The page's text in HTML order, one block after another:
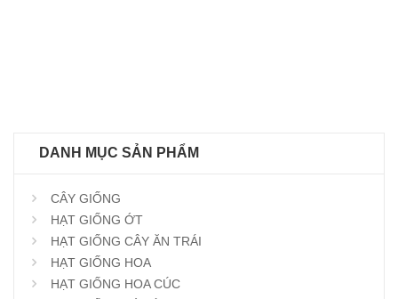
DANH MỤC SẢN PHẨM
CÂY GIỐNG
HẠT GIỐNG ỚT
HẠT GIỐNG CÂY ĂN TRÁI
HẠT GIỐNG HOA
HẠT GIỐNG HOA CÚC